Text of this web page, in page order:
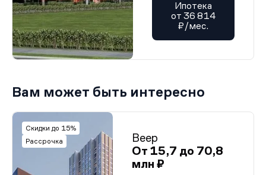
Ипотека
от 36 814
₽/мес.
Вам может быть интересно
Скидки до 15%
Рассрочка
Веер
От 15,7 до 70,8
млн ₽